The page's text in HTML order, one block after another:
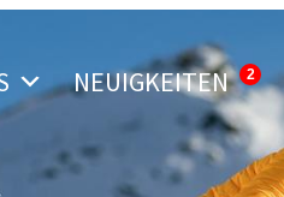
NEUIGKEITEN 2